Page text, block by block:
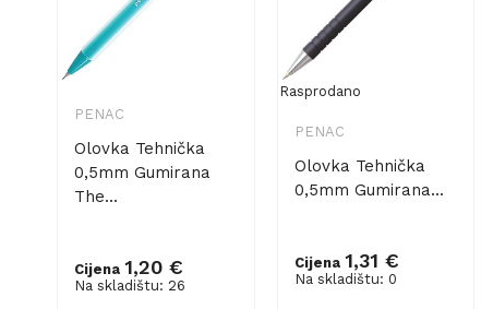
PENAC
Olovka Tehnička
0,5mm Gumirana
The...
Cijena 1,20 €
Na skladištu: 26
Dodaj u košaricu
Rasprodano
PENAC
Olovka Tehnička
0,5mm Gumirana...
Cijena 1,31 €
Na skladištu: 0